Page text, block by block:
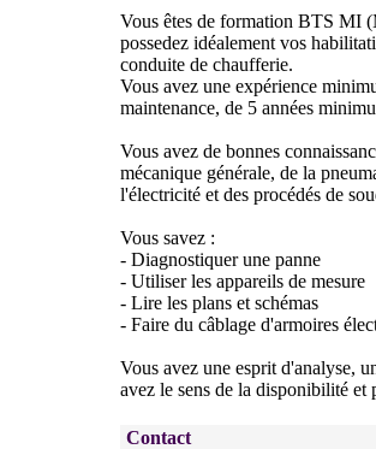
Vous êtes de formation BTS MI
possedez idéalement vos
conduite de chaufferie.
Vous avez une expérience
maintenance, de 5 années
Vous avez de bonnes
mécanique générale, de la
l'électricité et des procédés de
Vous savez :
- Diagnostiquer une panne
- Utiliser les appareils de mesure
- Lire les plans et schémas
- Faire du câblage d'armoires
Vous avez une esprit d'analyse,
avez le sens de la disponibilité et
Contact